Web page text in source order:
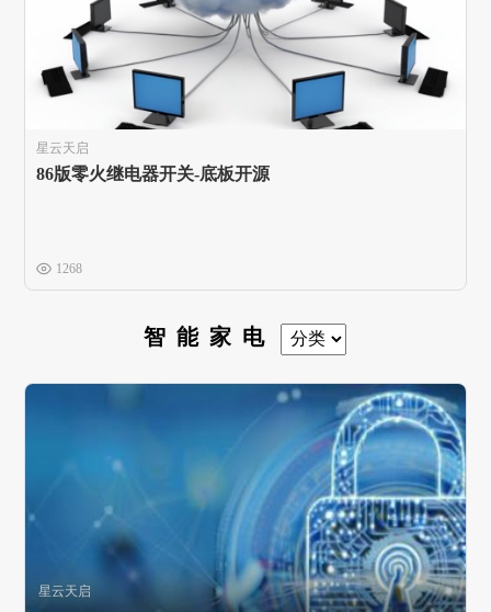
星云天启
86版零火继电器开关-底板开源
1268
智能家电
星云天启